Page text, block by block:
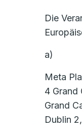
Die
a)
Meta
4 Grand
Grand
Dublin